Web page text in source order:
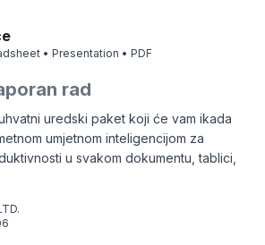
• Presentation • PDF
rad
uredski paket koji će vam ikada
umjetnom inteligencijom za
u svakom dokumentu, tablici,